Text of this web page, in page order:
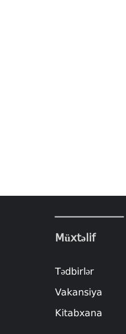
Müxtəlif
Tədbirlər
Vakansiya
Kitabxana